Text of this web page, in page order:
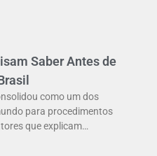
Saber Antes de
como um dos
para procedimentos
que explicam…